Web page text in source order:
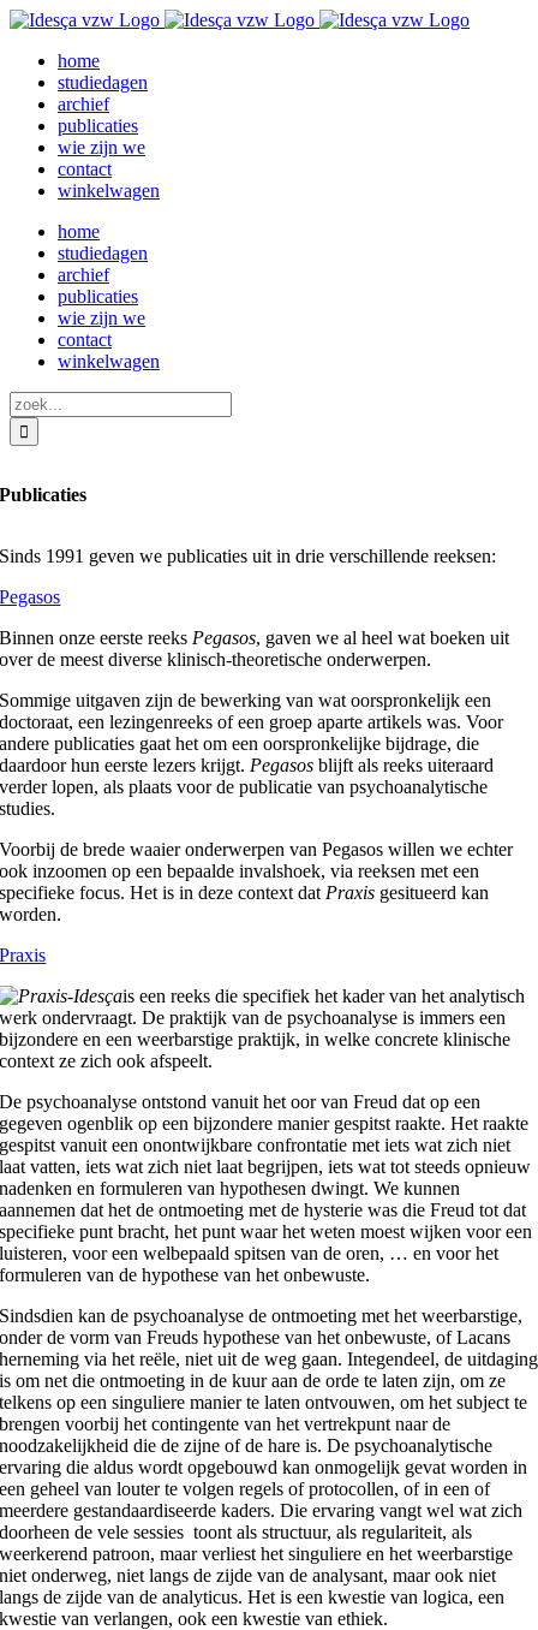
Ga
inhoudhome
studiedagen
archief
publicaties
wie zijn we
contact
winkelwagen
home
studiedagen
archief
publicaties
wie zijn we
contact
winkelwagen
zoek
naar
Publicaties
Sinds 1991 geven we publicaties uit in drie verschillende reeksen:
Pegasos
Binnen onze eerste reeks Pegasos, gaven we al heel wat boeken uit
over de meest diverse klinisch-theoretische onderwerpen.
Sommige uitgaven zijn de bewerking van wat oorspronkelijk een
doctoraat, een lezingenreeks of een groep aparte artikels was. Voor
andere publicaties gaat het om een oorspronkelijke bijdrage, die
daardoor hun eerste lezers krijgt. Pegasosblijft als reeks uiteraard
verder lopen, als plaats voor de publicatie van psychoanalytische
studies.
Voorbij de brede waaier onderwerpen van Pegasos willen we echter
ook inzoomen op een bepaalde invalshoek, via reeksen met een
specifieke focus. Het is in deze context dat Praxis gesitueerd kan
worden.
Praxis
is een reeks die specifiek het kader van het analytisch
werk ondervraagt. De praktijk van de psychoanalyse is immers een
bijzondere en een weerbarstige praktijk, in welke concrete klinische
context ze zich ook afspeelt.
De psychoanalyse ontstond vanuit het oor van Freud dat op een
gegeven ogenblik op een bijzondere manier gespitst raakte. Het raakte
gespitst vanuit een onontwijkbare confrontatie met iets wat zich niet
laat vatten, iets wat zich niet laat begrijpen, iets wat tot steeds opnieuw
nadenken en formuleren van hypothesen dwingt. We kunnen
aannemen dat het de ontmoeting met de hysterie was die Freud tot dat
specifieke punt bracht, het punt waar het weten moest wijken voor een
luisteren, voor een welbepaald spitsen van de oren, … en voor het
formuleren van de hypothese van het onbewuste.
Sindsdien kan de psychoanalyse de ontmoeting met het weerbarstige,
onder de vorm van Freuds hypothese van het onbewuste, of Lacans
herneming via het reële, niet uit de weg gaan. Integendeel, de uitdaging
is om net die ontmoeting in de kuur aan de orde te laten zijn, om ze
telkens op een singuliere manier te laten ontvouwen, om het subject te
brengen voorbij het contingente van het vertrekpunt naar de
noodzakelijkheid die de zijne of de hare is. De psychoanalytische
ervaring die aldus wordt opgebouwd kan onmogelijk gevat worden in
een geheel van louter te volgen regels of protocollen, of in een of
meerdere gestandaardiseerde kaders. Die ervaring vangt wel wat zich
doorheen de vele sessies toont als structuur, als regulariteit, als
weerkerend patroon, maar verliest het singuliere en het weerbarstige
niet onderweg, niet langs de zijde van de analysant, maar ook niet
langs de zijde van de analyticus. Het is een kwestie van logica, een
kwestie van verlangen, ook een kwestie van ethiek.